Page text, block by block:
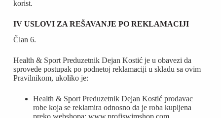
korist.
IV USLOVI ZA REŠAVANJE PO REKLAMACIJI
Član 6.
Health & Sport Preduzetnik Dejan Kostić je u obavezi da
sprovede postupak po podnetoj reklamaciji u skladu sa ovim
Pravilnikom, ukoliko je:
Health & Sport Preduzetnik Dejan Kostić prodavac
robe koja se reklamira odnosno da je roba kupljena